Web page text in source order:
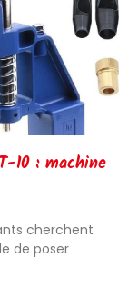
10 : machine
cherchent
de poser